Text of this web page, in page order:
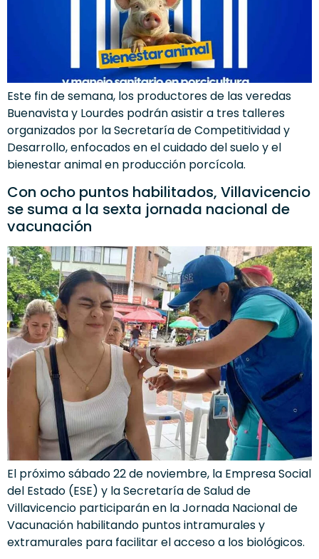
Este fin de semana, los productores de las veredas
Buenavista y Lourdes podrán asistir a tres talleres
organizados por la Secretaría de Competitividad y
Desarrollo, enfocados en el cuidado del suelo y el
bienestar animal en producción porcícola.
Con ocho puntos habilitados, Villavicencio
se suma a la sexta jornada nacional de
vacunación
El próximo sábado 22 de noviembre, la Empresa Social
del Estado (ESE) y la Secretaría de Salud de
Villavicencio participarán en la Jornada Nacional de
Vacunación habilitando puntos intramurales y
extramurales para facilitar el acceso a los biológicos.